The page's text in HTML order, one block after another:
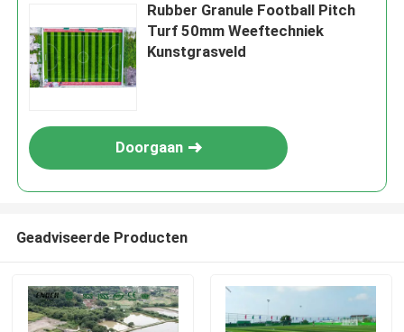
Rubber Granule Football Pitch
Turf 50mm Weeftechniek
Kunstgrasveld
Doorgaan
Geadviseerde Producten